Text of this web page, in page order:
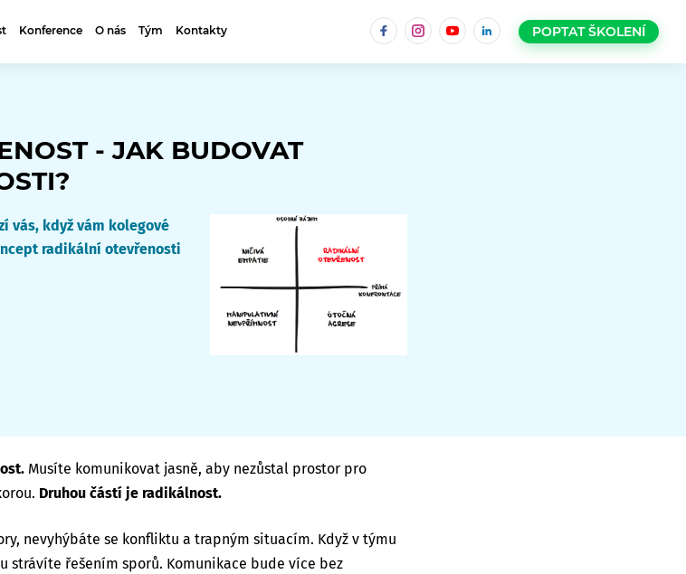
Konference O nás Tým Kontakty FacebookInstagramYouTubeLinkedIn POPTAT ŠKOLENÍ
- JAK BUDOVAT
vás, když vám kolegové
radikální otevřenosti
Musíte komunikovat jasně, aby nezůstal prostor pro
Druhou částí je radikálnost.
nevyhýbáte se konfliktu a trapným situacím. Když v týmu
strávíte řešením sporů. Komunikace bude více bez